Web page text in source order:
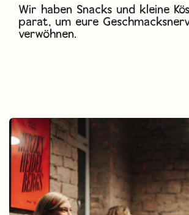
Wir haben Snacks und kleine
parat, um eure
verwöhnen.